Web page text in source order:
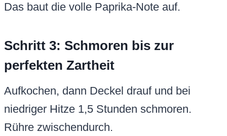
Das baut die volle Paprika-Note auf.
Schritt 3: Schmoren bis zur
perfekten Zartheit
Aufkochen, dann Deckel drauf und bei
niedriger Hitze 1,5 Stunden schmoren.
Rühre zwischendurch.